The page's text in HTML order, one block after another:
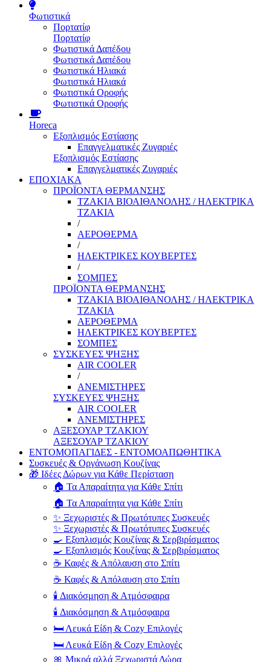
Φωτιστικά
Πορτατίφ
Πορτατίφ
Φωτιστικά Δαπέδου
Φωτιστικά Δαπέδου
Φωτιστικά Ηλιακά
Φωτιστικά Ηλιακά
Φωτιστικά Οροφής
Φωτιστικά Οροφής
Horeca
Εξοπλισμός Εστίασης
Επαγγελματικές Ζυγαριές
Εξοπλισμός Εστίασης
Επαγγελματικές Ζυγαριές
ΕΠΟΧΙΑΚΑ
ΠΡΟΪΟΝΤΑ ΘΕΡΜΑΝΣΗΣ
ΤΖΑΚΙΑ ΒΙΟΑΙΘΑΝΟΛΗΣ / ΗΛΕΚΤΡΙΚΑ
ΤΖΑΚΙΑ
/
ΑΕΡΟΘΕΡΜΑ
/
ΗΛΕΚΤΡΙΚΕΣ ΚΟΥΒΕΡΤΕΣ
/
ΣΟΜΠΕΣ
ΠΡΟΪΟΝΤΑ ΘΕΡΜΑΝΣΗΣ
ΤΖΑΚΙΑ ΒΙΟΑΙΘΑΝΟΛΗΣ / ΗΛΕΚΤΡΙΚΑ
ΤΖΑΚΙΑ
ΑΕΡΟΘΕΡΜΑ
ΗΛΕΚΤΡΙΚΕΣ ΚΟΥΒΕΡΤΕΣ
ΣΟΜΠΕΣ
ΣΥΣΚΕΥΕΣ ΨΗΞΗΣ
AIR COOLER
/
ΑΝΕΜΙΣΤΗΡΕΣ
ΣΥΣΚΕΥΕΣ ΨΗΞΗΣ
AIR COOLER
ΑΝΕΜΙΣΤΗΡΕΣ
ΑΞΕΣΟΥΑΡ ΤΖΑΚΙΟΥ
ΑΞΕΣΟΥΑΡ ΤΖΑΚΙΟΥ
ΕΝΤΟΜΟΠΑΓΙΔΕΣ - ΕΝΤΟΜΟΑΠΩΘΗΤΙΚΑ
Συσκευές & Οργάνωση Κουζίνας
🎁 Ιδέες Δώρων για Κάθε Περίσταση
🏠 Τα Απαραίτητα για Κάθε Σπίτι
🏠 Τα Απαραίτητα για Κάθε Σπίτι
✨ Ξεχωριστές & Πρωτότυπες Συσκευές
✨ Ξεχωριστές & Πρωτότυπες Συσκευές
🍳 Εξοπλισμός Κουζίνας & Σερβιρίσματος
🍳 Εξοπλισμός Κουζίνας & Σερβιρίσματος
☕ Καφές & Απόλαυση στο Σπίτι
☕ Καφές & Απόλαυση στο Σπίτι
🕯️ Διακόσμηση & Ατμόσφαιρα
🕯️ Διακόσμηση & Ατμόσφαιρα
🛏️ Λευκά Είδη & Cozy Επιλογές
🛏️ Λευκά Είδη & Cozy Επιλογές
🎀 Μικρά αλλά Ξεχωριστά Δώρα